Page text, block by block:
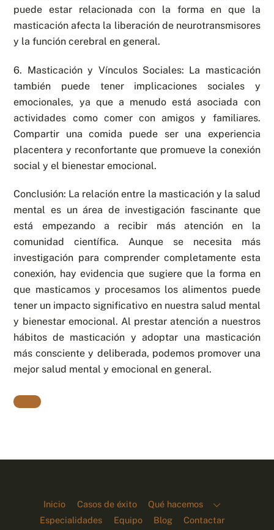
puede estar relacionada con la forma en que la
masticación afecta la liberación de neurotransmisores
y la función cerebral en general.
6. Masticación y Vínculos Sociales: La masticación
también puede tener implicaciones sociales y
emocionales, ya que a menudo está asociada con
actividades como comer con amigos y familiares.
Compartir una comida puede ser una experiencia
placentera y reconfortante que promueve la conexión
social y el bienestar emocional.
Conclusión: La relación entre la masticación y la salud
mental es un área de investigación fascinante que
está empezando a recibir más atención en la
comunidad científica. Aunque se necesita más
investigación para comprender completamente esta
conexión, hay evidencia que sugiere que la forma en
que masticamos y procesamos los alimentos puede
tener un impacto significativo en nuestra salud mental
y bienestar emocional. Al prestar atención a nuestros
hábitos de masticación y adoptar una masticación
más consciente y deliberada, podemos promover una
mejor salud mental y emocional en general.
Inicio Casos de éxito
Qué hacemos
Especialidades
Equipo Blog Contactar